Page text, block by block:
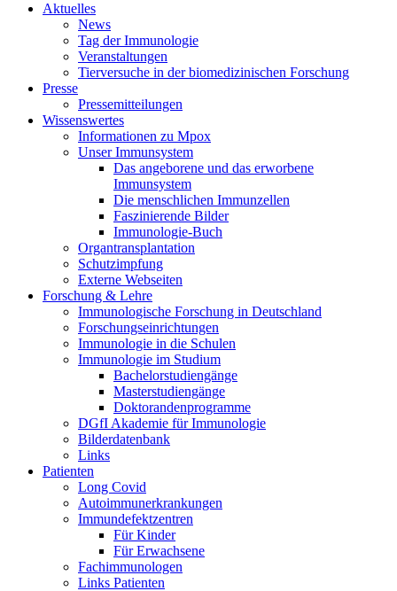
Aktuelles
News
Tag der Immunologie
Veranstaltungen
Tierversuche in der biomedizinischen Forschung
Presse
Pressemitteilungen
Wissenswertes
Informationen zu Mpox
Unser Immunsystem
Das angeborene und das erworbene
Immunsystem
Die menschlichen Immunzellen
Faszinierende Bilder
Immunologie-Buch
Organtransplantation
Schutzimpfung
Externe Webseiten
Forschung & Lehre
Immunologische Forschung in Deutschland
Forschungseinrichtungen
Immunologie in die Schulen
Immunologie im Studium
Bachelorstudiengänge
Masterstudiengänge
Doktorandenprogramme
DGfI Akademie für Immunologie
Bilderdatenbank
Links
Patienten
Long Covid
Autoimmunerkrankungen
Immundefektzentren
Für Kinder
Für Erwachsene
Fachimmunologen
Links Patienten